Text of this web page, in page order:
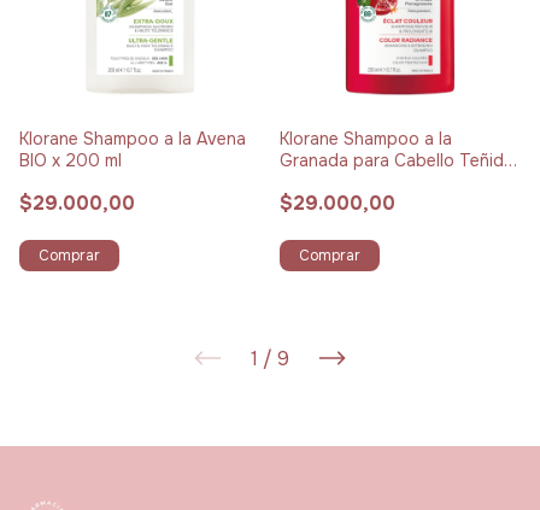
Klorane Shampoo a la Avena
BIO x 200 ml
$29.000,00
Comprar
Klorane Shampoo a la
Granada para Cabello Teñido
$29.000,00
Comprar
1 / 9